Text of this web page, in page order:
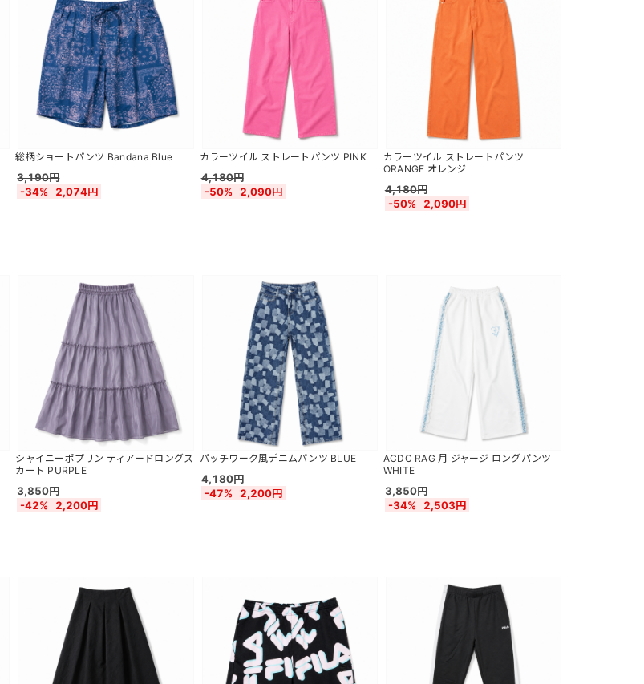
総柄ショートパンツ Bandana Blue
3,190円
-34%
2,074円
カラーツイル ストレートパンツ PINK
4,180円
-50%
2,090円
カラーツイル ストレートパンツ
ORANGE オレンジ
4,180円
-50%
2,090円
シャイニーポプリン ティアードロングス
カート PURPLE
3,850円
-42%
2,200円
パッチワーク風デニムパンツ BLUE
4,180円
-47%
2,200円
ACDC RAG 月 ジャージ ロングパンツ
WHITE
3,850円
-34%
2,503円